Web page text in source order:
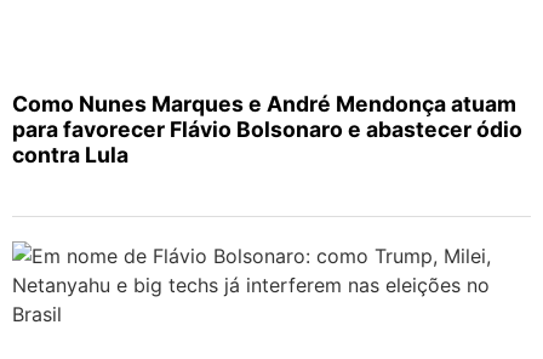
Como Nunes Marques e André Mendonça atuam
para favorecer Flávio Bolsonaro e abastecer ódio
contra Lula